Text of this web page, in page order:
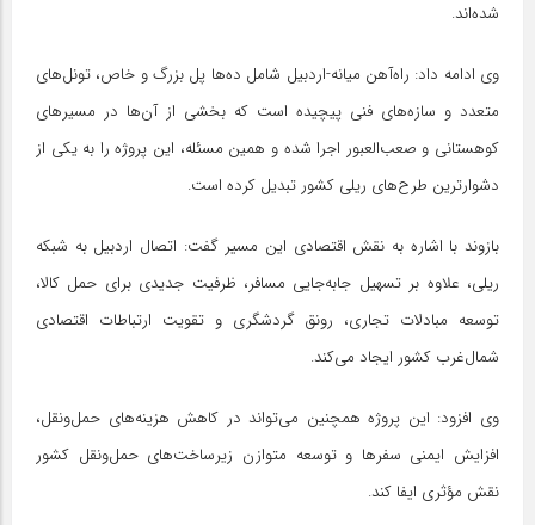
شده‌اند.
وی ادامه داد: راه‌آهن میانه-اردبیل شامل ده‌ها پل بزرگ و خاص، تونل‌های
متعدد و سازه‌های فنی پیچیده است که بخشی از آن‌ها در مسیرهای
کوهستانی و صعب‌العبور اجرا شده و همین مسئله، این پروژه را به یکی از
دشوارترین طرح‌های ریلی کشور تبدیل کرده است.
بازوند با اشاره به نقش اقتصادی این مسیر گفت: اتصال اردبیل به شبکه
ریلی، علاوه بر تسهیل جابه‌جایی مسافر، ظرفیت جدیدی برای حمل کالا،
توسعه مبادلات تجاری، رونق گردشگری و تقویت ارتباطات اقتصادی
شمال‌غرب کشور ایجاد می‌کند.
وی افزود: این پروژه همچنین می‌تواند در کاهش هزینه‌های حمل‌ونقل،
افزایش ایمنی سفرها و توسعه متوازن زیرساخت‌های حمل‌ونقل کشور
نقش مؤثری ایفا کند.